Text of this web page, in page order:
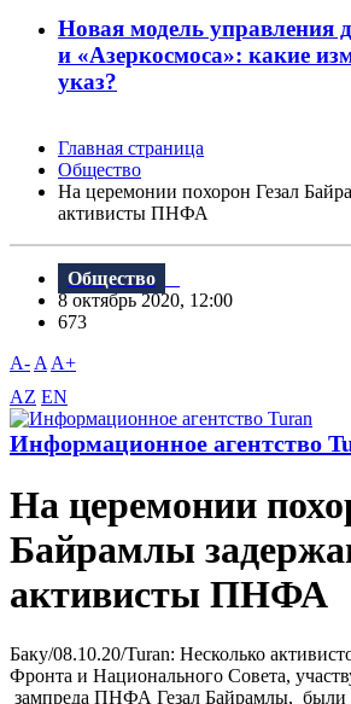
Новая модель управления
и «Азеркосмоса»: какие
указ?
Главная страница
Общество
На церемонии похорон Гезал
активисты ПНФА
Общество
8 октябрь 2020, 12:00
673
A- A A+
AZ EN
Информационное агентство
На церемонии
Байрамлы
активисты ПНФА
Баку/08.10.20/Turan: Несколько
Фронта и Национального Совета,
зампреда ПНФА Гезал Байрамлы, были